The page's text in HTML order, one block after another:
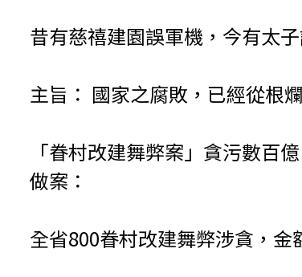
昔有慈禧建園誤軍機，今有太
主旨： 國家之腐敗，已經從根
「眷村改建舞弊案」貪污數百
做案：
全省800眷村改建舞弊涉貪，金